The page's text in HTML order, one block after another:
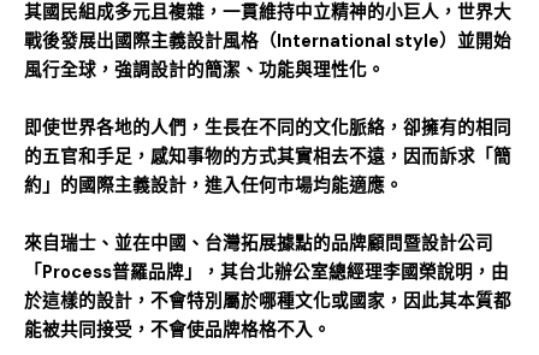
其國民組成多元且複雜，一貫維持中立精神的小巨人，世界大
戰後發展出國際主義設計風格（International style）並開始
風行全球，強調設計的簡潔、功能與理性化。
即使世界各地的人們，生長在不同的文化脈絡，卻擁有的相同
的五官和手足，感知事物的方式其實相去不遠，因而訴求「簡
約」的國際主義設計，進入任何市場均能適應。
來自瑞士、並在中國、台灣拓展據點的品牌顧問暨設計公司
「Process普羅品牌」，其台北辦公室總經理李國榮說明，由
於這樣的設計，不會特別屬於哪種文化或國家，因此其本質都
能被共同接受，不會使品牌格格不入。